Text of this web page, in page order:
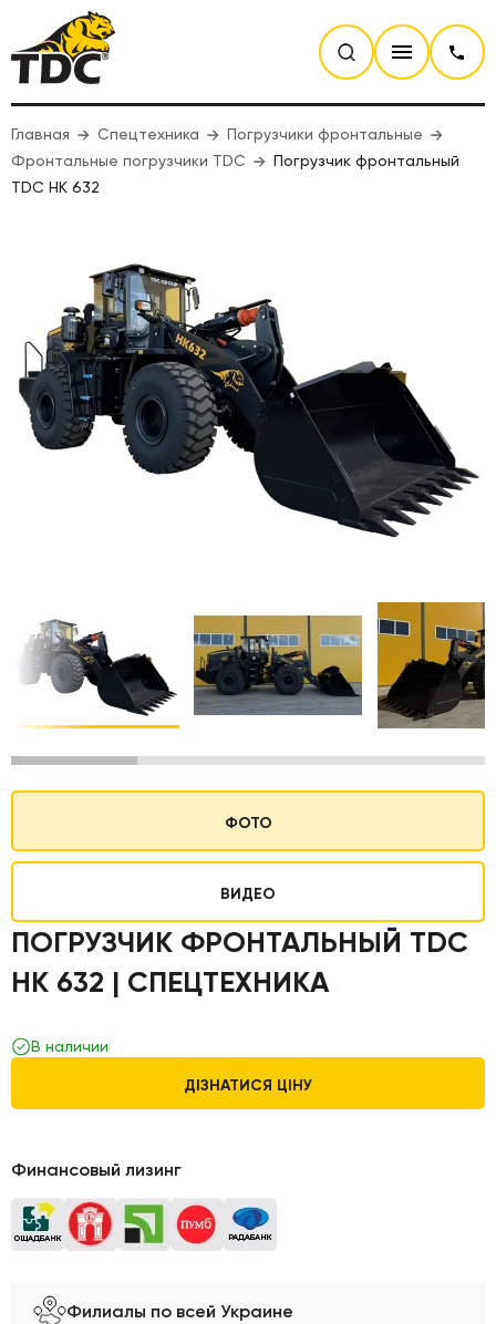
Главная Спецтехника
Погрузчики фронтальные
Фронтальные погрузчики TDC
Погрузчик фронтальный
TDC HK 632
ФОТО
ВИДЕО
ПОГРУЗЧИК ФРОНТАЛЬНЫЙ TDC
HK 632 | СПЕЦТЕХНИКА
В наличии
ДІЗНАТИСЯ ЦІНУ
Финансовый лизинг
Филиалы по всей Украине